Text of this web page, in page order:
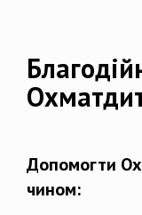
Допомогти
чином: